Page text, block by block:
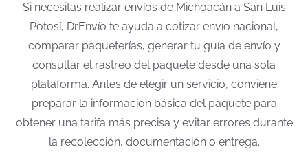
Si necesitas realizar envíos de Michoacán a San Luis
Potosí, DrEnvío te ayuda a cotizar envío nacional,
comparar paqueterías, generar tu guía de envío y
consultar el rastreo del paquete desde una sola
plataforma. Antes de elegir un servicio, conviene
preparar la información básica del paquete para
obtener una tarifa más precisa y evitar errores durante
la recolección, documentación o entrega.